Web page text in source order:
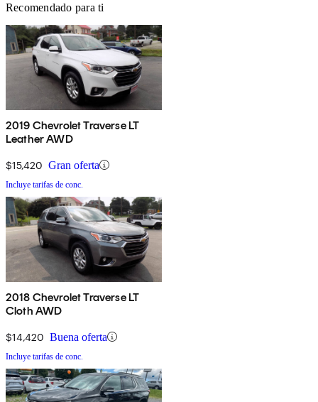
Recomendado para ti
2019 Chevrolet Traverse LT
Leather AWD
$15,420 Gran oferta
Incluye tarifas de conc.
2018 Chevrolet Traverse LT
Cloth AWD
$14,420 Buena oferta
Incluye tarifas de conc.